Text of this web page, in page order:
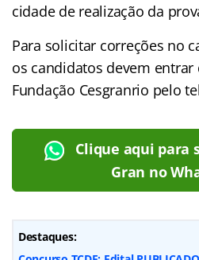
cidade de realização da
Para solicitar correções no
os candidatos devem
Fundação Cesgranrio pelo
Clique aqui para
Gran no
Destaques: